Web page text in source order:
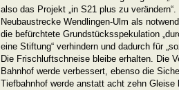
also das Projekt „in S21 plus zu
Neubaustrecke Wendlingen-Ulm als
die befürchtete Grundstücksspekulation
eine Stiftung“ verhindern und dadurch für
Die Frischluftschneise bleibe erhalten. Die
Bahnhof werde verbessert, ebenso die
Tiefbahnhof werde anstatt acht zehn